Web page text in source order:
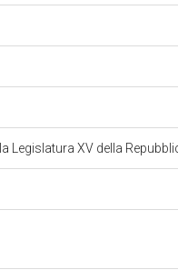
Legislatura XV della